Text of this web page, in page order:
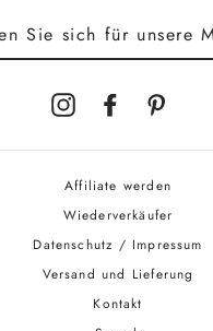
InstagramFacebook
Affiliate werden
Wiederverkäufer
Datenschutz / Impressum
Versand und Lieferung
Kontakt